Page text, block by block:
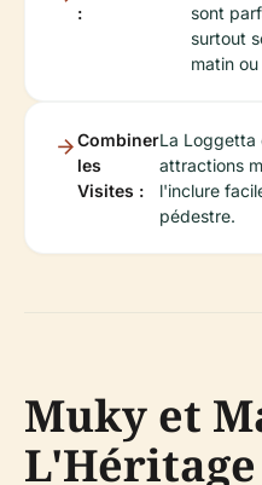
:
sont
surtout
matin
Combiner
les
Visites :
La Loggetta
attractions
l'inclure
pédestre.
Muky et